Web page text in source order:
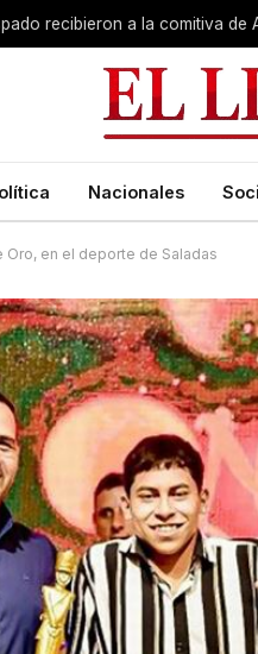
Nacionales
en el deporte de Saladas